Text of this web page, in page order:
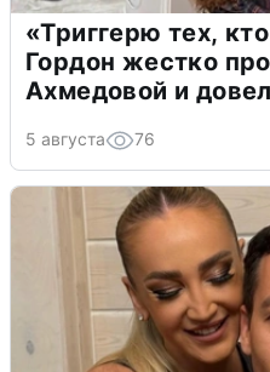
«Триггерю тех,
Гордон жестко
Ахмедовой и
5 августа 76